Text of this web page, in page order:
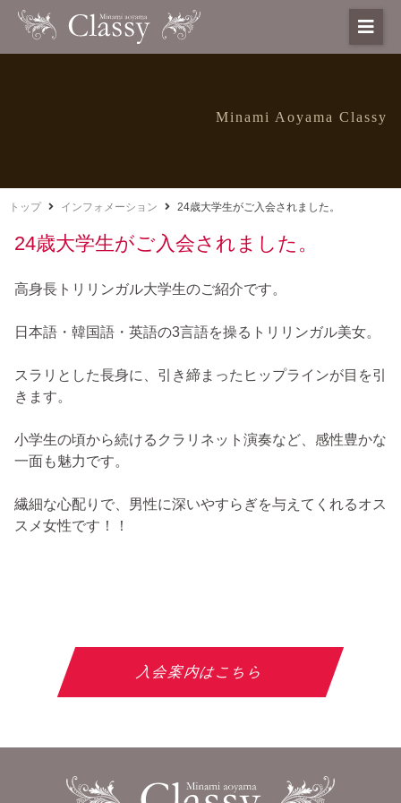
Minami Aoyama Classy
トップ インフォメーション 24歳大学生がご入会されました。
24歳大学生がご入会されました。
高身長トリリンガル大学生のご紹介です。
日本語・韓国語・英語の3言語を操るトリリンガル美女。
スラリとした長身に、引き締まったヒップラインが目を引
きます。
小学生の頃から続けるクラリネット演奏など、感性豊かな
一面も魅力です。
繊細な心配りで、男性に深いやすらぎを与えてくれるオス
スメ女性です！！
入会案内はこちら